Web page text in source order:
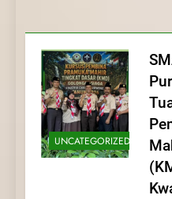
dan
Pramuka
Pramuka
Kepedulian
UNCATEGORIZED